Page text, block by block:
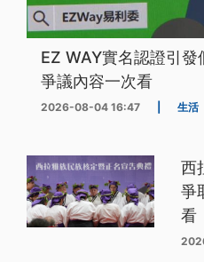
EZ WAY實名認證引
爭議內容一次看
2026-08-04 16:47 生活
西
爭
看